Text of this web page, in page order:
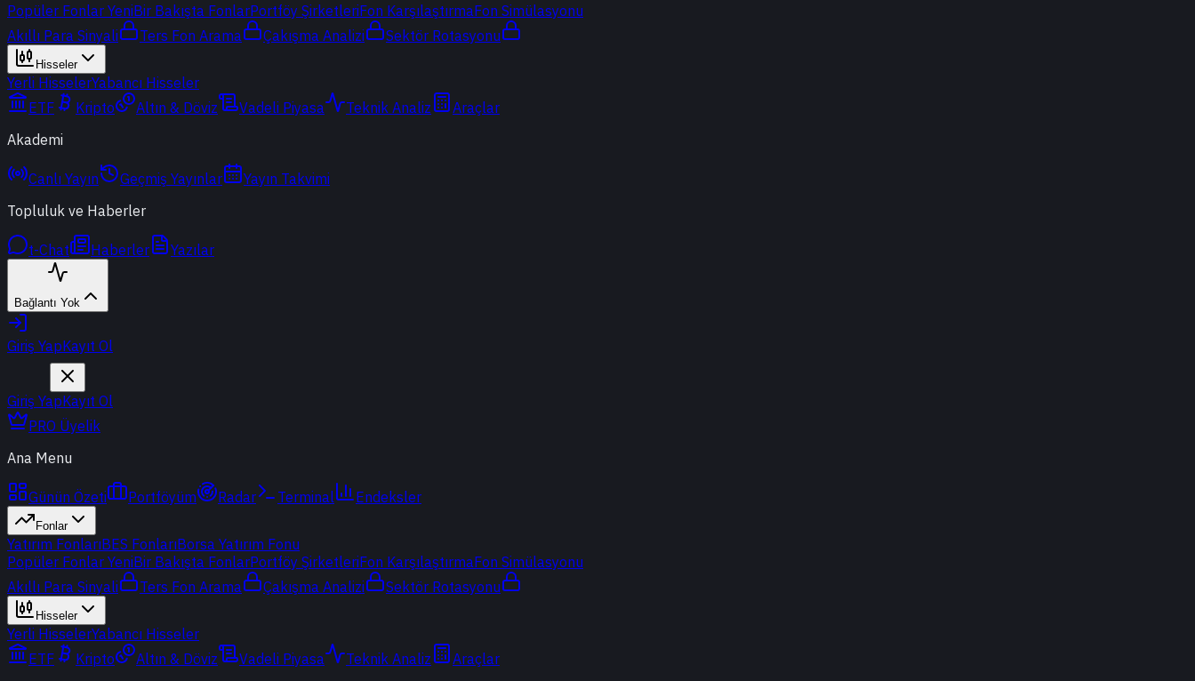
Popüler Fonlar YeniBir Bakışta FonlarPortföy ŞirketleriFon KarşılaştırmaFon Simülasyonu
Akıllı Para Sinyali
Ters Fon Arama Çakışma Analizi Sektör Rotasyonu
Hisseler
Yerli HisselerYabancı Hisseler
ETF
Kripto Altın & Döviz Vadeli Piyasa Teknik Analiz
Araçlar
Akademi
Canlı Yayın Geçmiş Yayınlar
Yayın Takvimi
Topluluk ve Haberler
t-Chat Haberler Yazılar
Bağlantı Yok
Giriş YapKayıt Ol
Giriş YapKayıt Ol
PRO Üyelik
Ana Menu
Günün Özeti Portföyüm Radar Terminal Endeksler
Fonlar
Yatırım FonlarıBES FonlarıBorsa Yatırım Fonu
Popüler Fonlar YeniBir Bakışta FonlarPortföy ŞirketleriFon KarşılaştırmaFon Simülasyonu
Akıllı Para Sinyali
Ters Fon Arama Çakışma Analizi Sektör Rotasyonu
Hisseler
Yerli HisselerYabancı Hisseler
ETF
Kripto Altın & Döviz Vadeli Piyasa Teknik Analiz
Araçlar